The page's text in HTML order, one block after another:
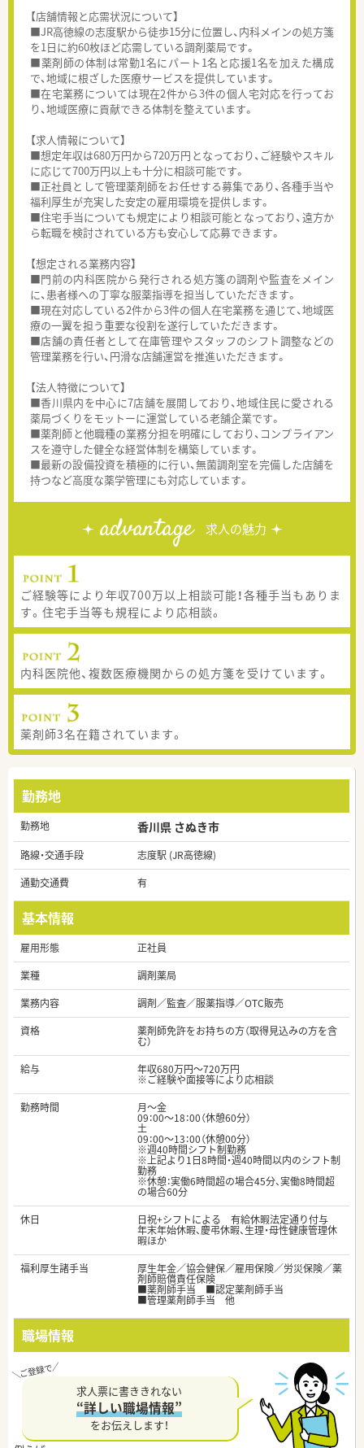
【店舗情報と応需状況について】
■JR高徳線の志度駅から徒歩15分に位置し、内科メインの処方箋
を1日に約60枚ほど応需している調剤薬局です。
■薬剤師の体制は常勤1名にパート1名と応援1名を加えた構成
で、地域に根ざした医療サービスを提供しています。
■在宅業務については現在2件から3件の個人宅対応を行ってお
り、地域医療に貢献できる体制を整えています。
【求人情報について】
■想定年収は680万円から720万円となっており、ご経験やスキル
に応じて700万円以上も十分に相談可能です。
■正社員として管理薬剤師をお任せする募集であり、各種手当や
福利厚生が充実した安定の雇用環境を提供します。
■住宅手当についても規定により相談可能となっており、遠方か
ら転職を検討されている方も安心して応募できます。
【想定される業務内容】
■門前の内科医院から発行される処方箋の調剤や監査をメイン
に、患者様への丁寧な服薬指導を担当していただきます。
■現在対応している2件から3件の個人在宅業務を通じて、地域医
療の一翼を担う重要な役割を遂行していただきます。
■店舗の責任者として在庫管理やスタッフのシフト調整などの
管理業務を行い、円滑な店舗運営を推進いただきます。
【法人特徴について】
■香川県内を中心に7店舗を展開しており、地域住民に愛される
薬局づくりをモットーに運営している老舗企業です。
■薬剤師と他職種の業務分担を明確にしており、コンプライアン
スを遵守した健全な経営体制を構築しています。
■最新の設備投資を積極的に行い、無菌調剤室を完備した店舗を
持つなど高度な薬学管理にも対応しています。
advantage 求人の魅力
ご経験等により年収700万以上相談可能！各種手当もありま
す。住宅手当等も規程により応相談。
内科医院他、複数医療機関からの処方箋を受けています。
薬剤師3名在籍されています。
勤務地
勤務地 香川県 さぬき市
路線・交通手段
志度駅 (JR高徳線)
通勤交通費
有
基本情報
雇用形態
正社員
業種
調剤薬局
業務内容
調剤／監査／服薬指導／OTC販売
資格
薬剤師免許をお持ちの方（取得見込みの方を含
む）
給与
年収680万円～720万円
※ご経験や面接等により応相談
勤務時間
月～金
09：00～18：00（休憩60分）
土
09：00～13：00（休憩00分）
※週40時間シフト制勤務
※上記より1日8時間・週40時間以内のシフト制
勤務
※休憩：実働6時間超の場合45分、実働8時間超
の場合60分
休日
日祝+シフトによる 有給休暇法定通り付与
年末年始休暇、慶弔休暇、生理・母性健康管理休
暇ほか
福利厚生諸手当
厚生年金／協会健保／雇用保険／労災保険／薬
剤師賠償責任保険
■薬剤師手当 ■認定薬剤師手当
■管理薬剤師手当 他
職場情報
求人票に書ききれない
“詳しい職場情報”
をお伝えします！